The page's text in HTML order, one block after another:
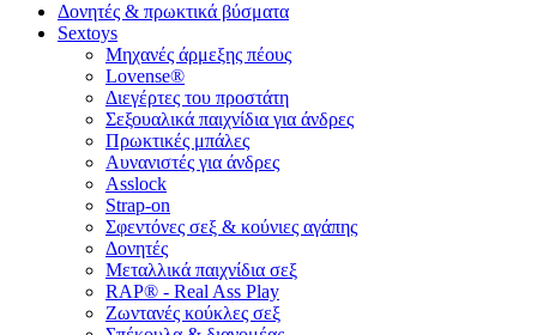
Δονητές & πρωκτικά βύσματα
Sextoys
Μηχανές άρμεξης πέους
Lovense®
Διεγέρτες του προστάτη
Σεξουαλικά παιχνίδια για άνδρες
Πρωκτικές μπάλες
Αυνανιστές για άνδρες
Asslock
Strap-on
Σφεντόνες σεξ & κούνιες αγάπης
Δονητές
Μεταλλικά παιχνίδια σεξ
RAP® - Real Ass Play
Ζωντανές κούκλες σεξ